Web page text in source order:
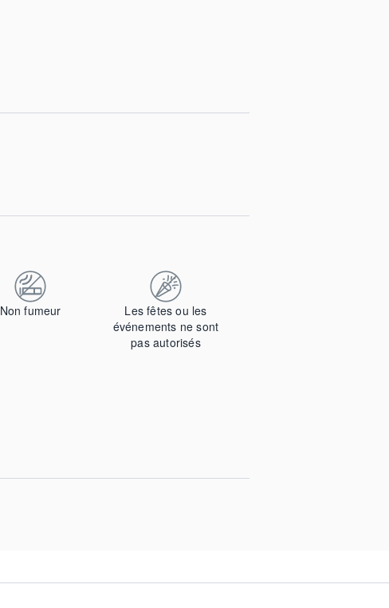
Non fumeur
Les fêtes ou les
événements ne sont
pas autorisés